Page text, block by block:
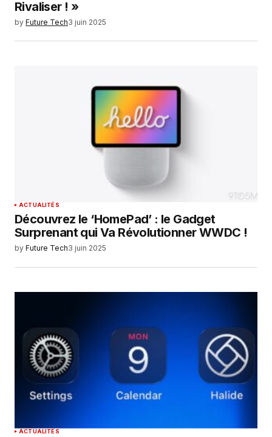
Rivaliser ! »
by Future Tech3 juin 2025
ACTUALITÉS
Découvrez le ‘HomePad’ : le Gadget
Surprenant qui Va Révolutionner WWDC !
by Future Tech3 juin 2025
ACTUALITÉS